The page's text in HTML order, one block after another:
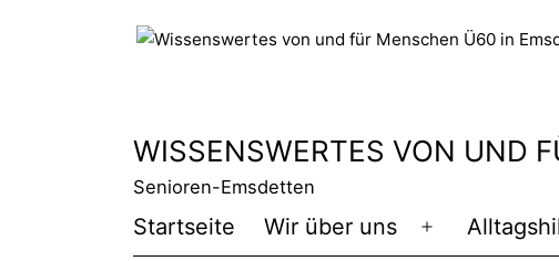
WISSENSWERTES VON UND
Senioren-Emsdetten
Startseite Wir über uns
Menü